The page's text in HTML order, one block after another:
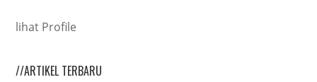
lihat Profile
//ARTIKEL TERBARU